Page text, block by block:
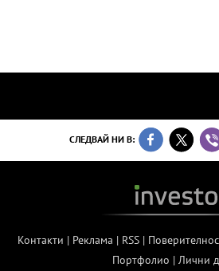
СЛЕДВАЙ НИ В:
Контакти | Реклама | RSS|
Портфолио | Лични